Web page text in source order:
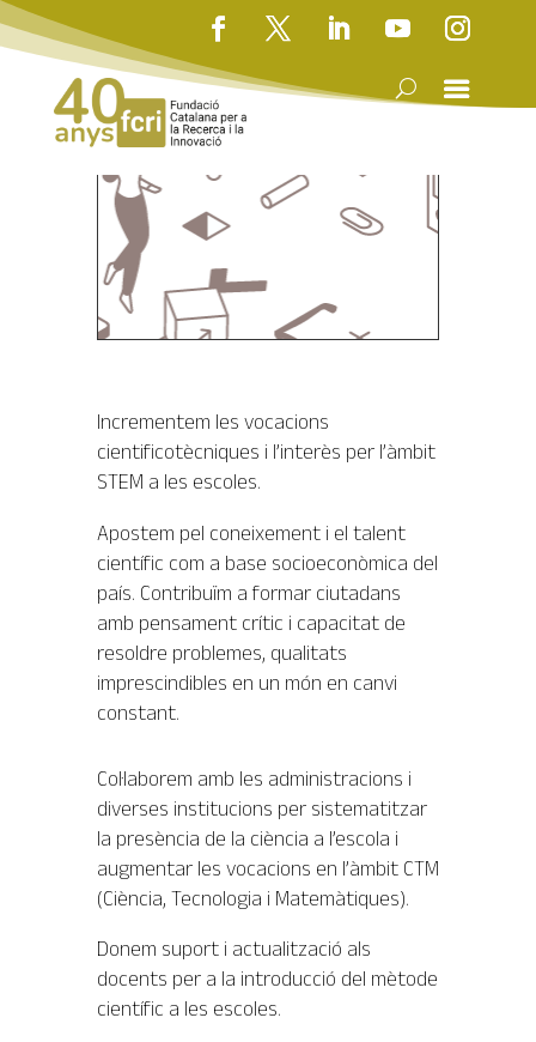
Incrementem les vocacions
cientificotècniques i l’interès per l’àmbit
STEM a les escoles.
Apostem pel coneixement i el talent
científic com a base socioeconòmica del
país. Contribuïm a formar ciutadans
amb pensament crític i capacitat de
resoldre problemes, qualitats
imprescindibles en un món en canvi
constant.
Col·laborem amb les administracions i
diverses institucions per sistematitzar
la presència de la ciència a l’escola i
augmentar les vocacions en l’àmbit CTM
(Ciència, Tecnologia i Matemàtiques).
Donem suport i actualització als
docents per a la introducció del mètode
científic a les escoles.